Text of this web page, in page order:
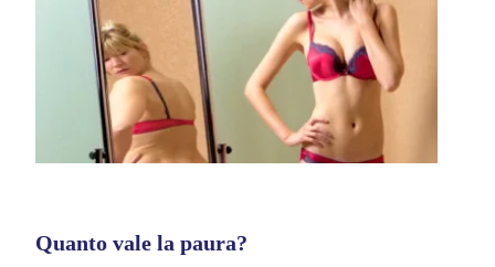
Quanto vale la paura?